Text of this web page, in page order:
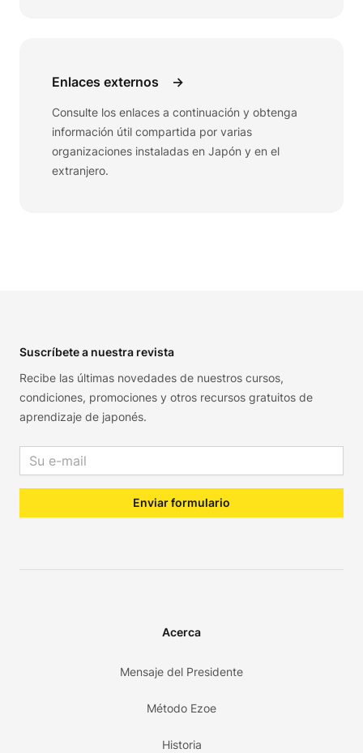
Enlaces externos →
Consulte los enlaces a continuación y obtenga
información útil compartida por varias
organizaciones instaladas en Japón y en el
extranjero.
Suscríbete a nuestra revista
Recibe las últimas novedades de nuestros cursos,
condiciones, promociones y otros recursos gratuitos de
aprendizaje de japonés.
Email address
Enviar formulario
Acerca
Mensaje del Presidente
Método Ezoe
Historia